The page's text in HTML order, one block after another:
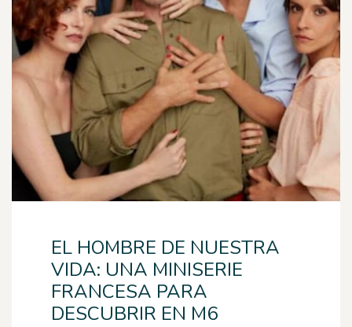
EL HOMBRE DE NUESTRA
VIDA: UNA MINISERIE
FRANCESA PARA
DESCUBRIR EN M6